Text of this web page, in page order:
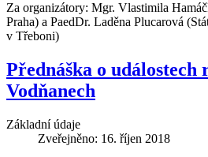
Za organizátory: Mgr. Vlastimila
Praha) a PaedDr. Laděna Plucarová
v Třeboni)
Přednáška o událostech
Vodňanech
Základní údaje
Zveřejněno: 16. říjen 2018